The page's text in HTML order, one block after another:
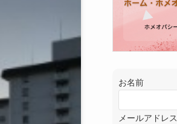
お名前
メールアドレス